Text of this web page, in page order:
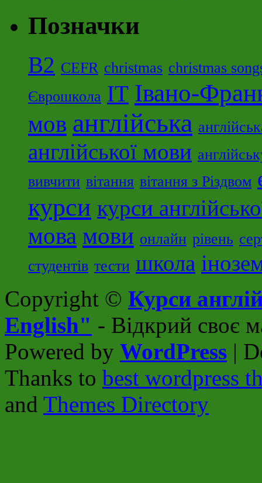
Позначки
B2 CEFR christmas christmas
Єврошкола ІТ Івано-
мов англійська
англійської мови
вивчити вітання вітання з Різдвом
курси курси
мова мови онлайн рівень
студентів тести школа
Copyright © Курси
English" - Відкрий своє
Powered by WordPress |
Thanks to best wordpress
and Themes Directory